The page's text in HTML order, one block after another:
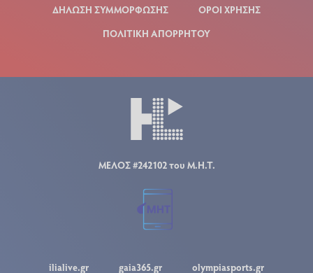
ΔΗΛΩΣΗ ΣΥΜΜΟΡΦΩΣΗΣ
ΟΡΟΙ ΧΡΗΣΗΣ
ΠΟΛΙΤΙΚΗ ΑΠΟΡΡΗΤΟΥ
ΜΕΛΟΣ #242102 του Μ.Η.Τ.
ilialive.gr gaia365.gr olympiasports.gr